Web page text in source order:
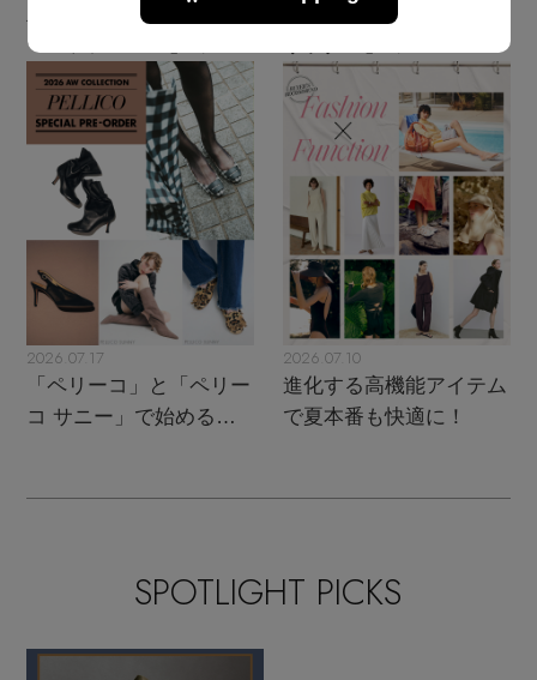
主役級ニットが揃う「シ
ーエフシーエル」のPOP
UPがスタート
現代性を追求した「ザ・
リラクス」のニューモダ
ンクラシック
2026.07.17
「ペリーコ」と「ペリー
コ サニー」で始める秋
2026.07.10
進化する高機能アイテム
で夏本番も快適に！
SPOTLIGHT PICKS